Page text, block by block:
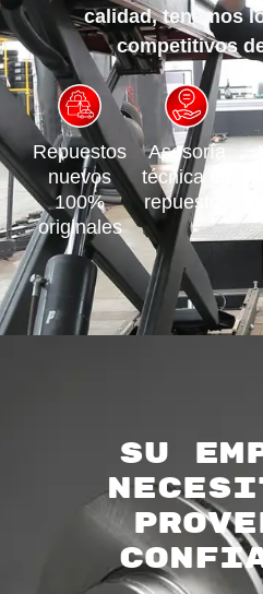
calidad, tenemos
competitivos
Repuestos
nuevos
100%
originales
Asesoría
técnica en
repuestos
Su